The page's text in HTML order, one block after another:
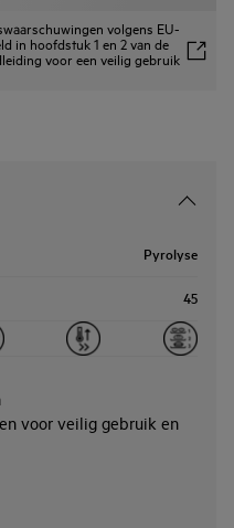
volgens EU-
in hoofdstuk 1 en 2 van de
voor een veilig gebruik
Pyrolyse
45
voor veilig gebruik en